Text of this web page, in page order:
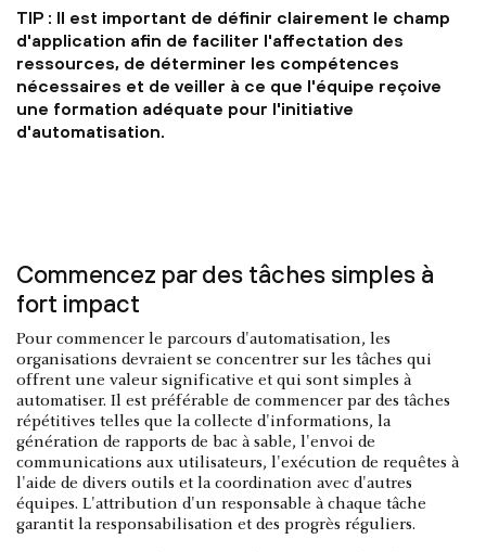
TIP : Il est important de définir clairement le champ
d'application afin de faciliter l'affectation des
ressources, de déterminer les compétences
nécessaires et de veiller à ce que l'équipe reçoive
une formation adéquate pour l'initiative
d'automatisation.
Commencez par des tâches simples à
fort impact
Pour commencer le parcours d'automatisation, les
organisations devraient se concentrer sur les tâches qui
offrent une valeur significative et qui sont simples à
automatiser. Il est préférable de commencer par des tâches
répétitives telles que la collecte d'informations, la
génération de rapports de bac à sable, l'envoi de
communications aux utilisateurs, l'exécution de requêtes à
l'aide de divers outils et la coordination avec d'autres
équipes. L'attribution d'un responsable à chaque tâche
garantit la responsabilisation et des progrès réguliers.